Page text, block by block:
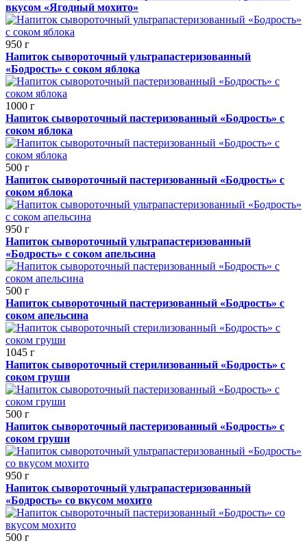
вкусом «Ягодный мохито»
950 г
Напиток сывороточный ультрапастеризованный
«Бодрость» с соком яблока
1000 г
Напиток сывороточный пастеризованный «Бодрость» с
соком яблока
500 г
Напиток сывороточный пастеризованный «Бодрость» с
соком яблока
950 г
Напиток сывороточный ультрапастеризованный
«Бодрость» с соком апельсина
500 г
Напиток сывороточный пастеризованный «Бодрость» с
соком апельсина
1045 г
Напиток сывороточный стерилизованный «Бодрость» с
соком груши
500 г
Напиток сывороточный пастеризованный «Бодрость» с
соком груши
950 г
Напиток сывороточный ультрапастеризованный
«Бодрость» со вкусом мохито
500 г